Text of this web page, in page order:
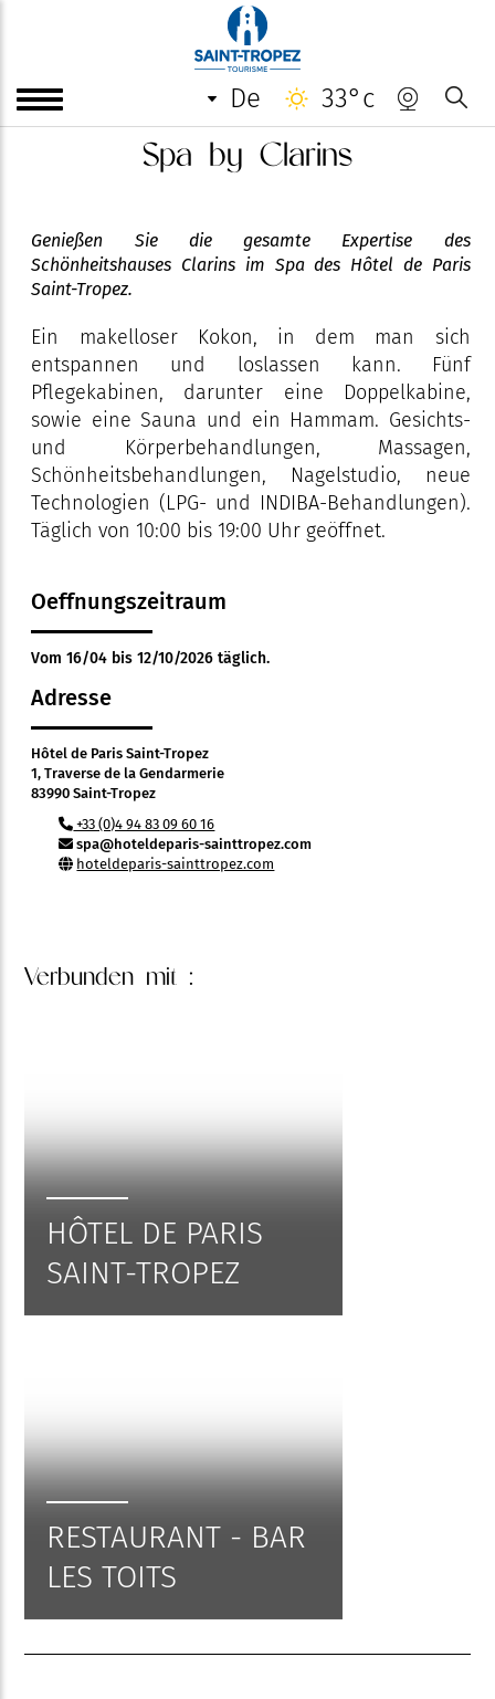
de 33°c
Spa by Clarins
Genießen Sie die gesamte Expertise des
Schönheitshauses Clarins im Spa des Hôtel de Paris
Saint-Tropez.
Ein makelloser Kokon, in dem man sich
entspannen und loslassen kann. Fünf
Pflegekabinen, darunter eine Doppelkabine,
sowie eine Sauna und ein Hammam. Gesichts-
und Körperbehandlungen, Massagen,
Schönheitsbehandlungen, Nagelstudio, neue
Technologien (LPG- und INDIBA-Behandlungen).
Täglich von 10:00 bis 19:00 Uhr geöffnet.
Oeffnungszeitraum
Vom 16/04 bis 12/10/2026 täglich.
Adresse
Hôtel de Paris Saint-Tropez
1, Traverse de la Gendarmerie
83990 Saint-Tropez
+33 (0)4 94 83 09 60 16
spa@hoteldeparis-sainttropez.com
hoteldeparis-sainttropez.com
Verbunden mit :
HÔTEL DE PARIS
SAINT-TROPEZ
RESTAURANT - BAR
LES TOITS